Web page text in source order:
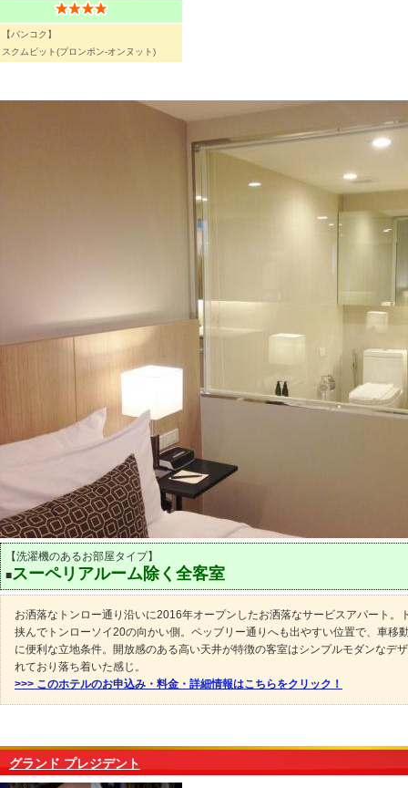
【バンコク】
スクムビット(プロンポン-オンヌット)
【洗濯機のあるお部屋タイプ】
■スーペリアルーム除く全客室
お洒落なトンロー通り沿いに2016年オープンしたお洒落なサービスアパート。
挟んでトンローソイ20の向かい側。ペッブリー通りへも出やすい位置で、車移
に便利な立地条件。開放感のある高い天井が特徴の客室はシンプルモダンなデ
れており落ち着いた感じ。
>>> このホテルのお申込み・料金・詳細情報はこちらをクリック！
グランド プレジデント